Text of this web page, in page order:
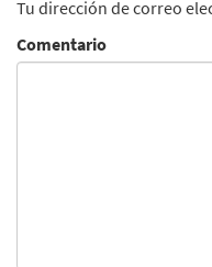
Tu dirección de correo
Comentario